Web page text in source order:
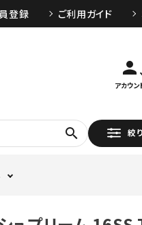
登録 ご利用ガイド
person
アカウン
search 絞